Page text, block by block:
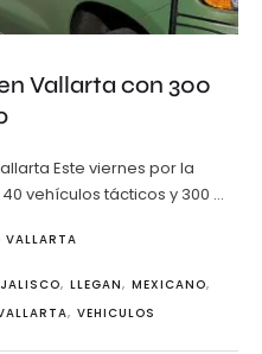
Vallarta con 300
Este viernes por la
vehículos tácticos y 300 …
VALLARTA
JALISCO, LLEGAN, MEXICANO,
, VEHICULOS